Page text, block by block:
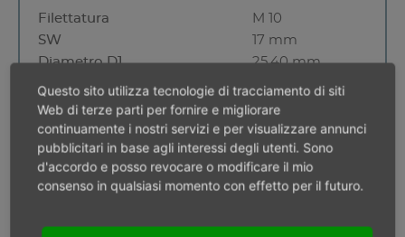
Filettatura
M 10
SW
17 mm
Diametro D1
25,40 mm
Diametro D2
22 mm
L max.
34,00 mm
Non in magazzino
Questo sito utilizza tecnologie di tracciamento di siti
Web di terze parti per fornire e migliorare
continuamente i nostri servizi e per visualizzare annunci
pubblicitari in base agli interessi degli utenti. Sono
d'accordo e posso revocare o modificare il mio
consenso in qualsiasi momento con effetto per il futuro.